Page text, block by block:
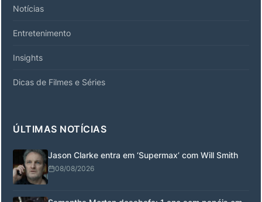
Notícias
Entretenimento
Insights
Dicas de Filmes e Séries
ÚLTIMAS NOTÍCIAS
Jason Clarke entra em ‘Supermax’ com Will Smith
08/08/2026